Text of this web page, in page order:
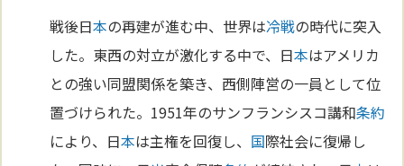
戦後日本の再建が進む中、世界は冷戦の時代に突入
した。東西の対立が激化する中で、日本はアメリカ
との強い同盟関係を築き、西側陣営の一員として位
置づけられた。1951年のサンフランシスコ講和条約
により、日本は主権を回復し、 国際社会に復帰し